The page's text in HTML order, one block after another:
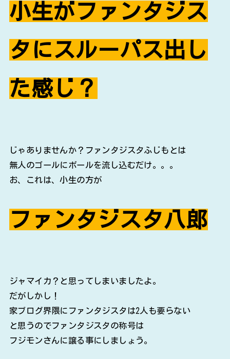
小生がファンタジス
タにスルーパス出し
た感じ？
じゃありませんか？ファンタジスタふじもとは
無人のゴールにボールを流し込むだけ。。。
お、これは、小生の方が
ファンタジスタ八郎
ジャマイカ？と思ってしまいましたよ。
だがしかし！
家ブログ界隈にファンタジスタは2人も要らない
と思うのでファンタジスタの称号は
フジモンさんに譲る事にしましょう。